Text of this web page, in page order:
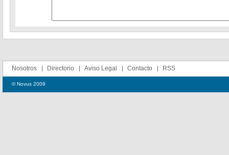
Nosotros Directorio Aviso Legal Contacto RSS
© Novus 2009